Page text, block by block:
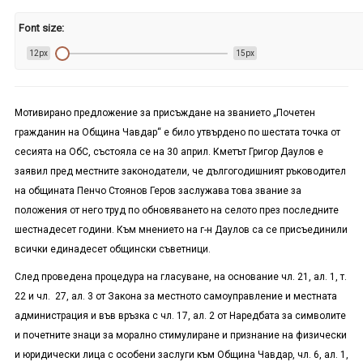
Font size:
12px 15px
Мотивирано предложение за присъждане на званието „Почетен
гражданин на Община Чавдар“ е било утвърдено по шестата точка от
сесията на ОбС, състояла се на 30 април. Кметът Григор Даулов е
заявил пред местните законодатели, че дългогодишният ръководител
на общината Пенчо Стоянов Геров заслужава това звание за
положения от него труд по обновяването на селото през последните
шестнадесет години. Към мнението на г-н Даулов са се присъединили
всички единадесет общински съветници.
След проведена процедура на гласуване, на основание чл. 21, ал. 1, т.
22 и чл. 27, ал. 3 от Закона за местното самоуправление и местната
администрация и във връзка с чл. 17, ал. 2 от Наредбата за символите
и почетните знаци за морално стимулиране и признание на физически
и юридически лица с особени заслуги към Община Чавдар, чл. 6, ал. 1,